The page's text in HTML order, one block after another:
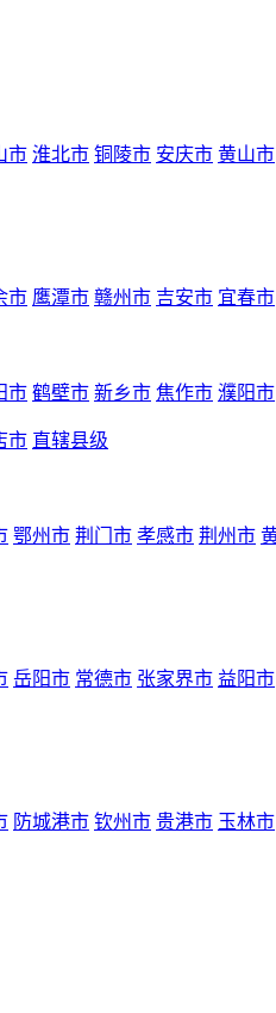
市 淮北市 铜陵市 安庆市 黄山市
市 鹰潭市 赣州市 吉安市 宜春市
市 鹤壁市 新乡市 焦作市 濮阳市
市 直辖县级
鄂州市 荆门市 孝感市 荆州市
岳阳市 常德市 张家界市 益阳市
防城港市 钦州市 贵港市 玉林市